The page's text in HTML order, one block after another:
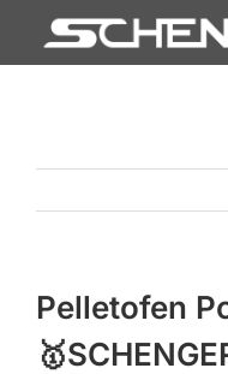
Inhalt
HÄNDLERSUCHE
UNTERNEHMEN
Pelletofen